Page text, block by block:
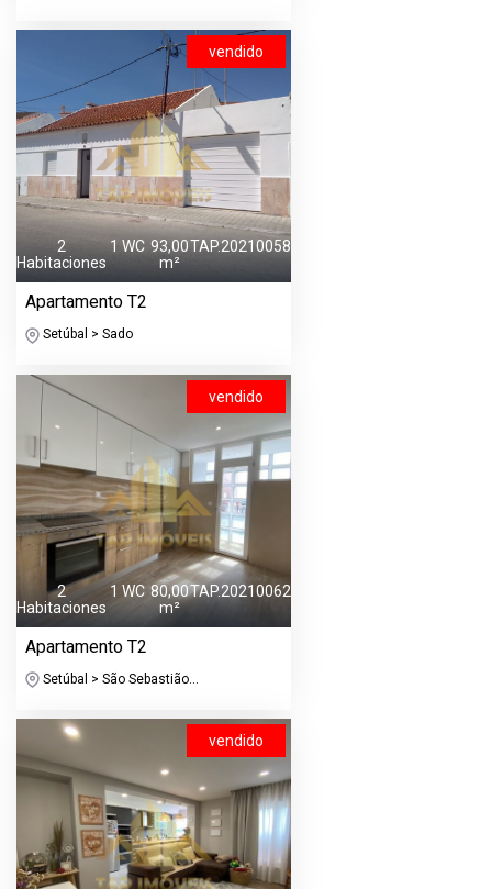
vendido
2
Habitaciones
1 WC 93,00
m²
TAP.20210058
Apartamento T2
Setúbal > Sado
vendido
2
Habitaciones
1 WC 80,00
m²
TAP.20210062
Apartamento T2
Setúbal > São Sebastião...
vendido